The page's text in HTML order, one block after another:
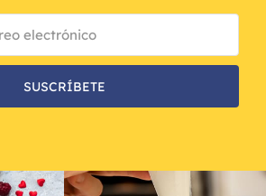
SUSCRÍBETE